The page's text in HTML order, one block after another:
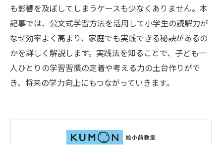
も影響を及ぼしてしまうケースも少なくありません。本
記事では、公文式学習方法を活用して小学生の読解力が
なぜ効率よく高まり、家庭でも実践できる秘訣があるの
かを詳しく解説します。実践法を知ることで、子ども一
人ひとりの学習習慣の定着や考える力の土台作りがで
き、将来の学力向上にもつながっていきます。